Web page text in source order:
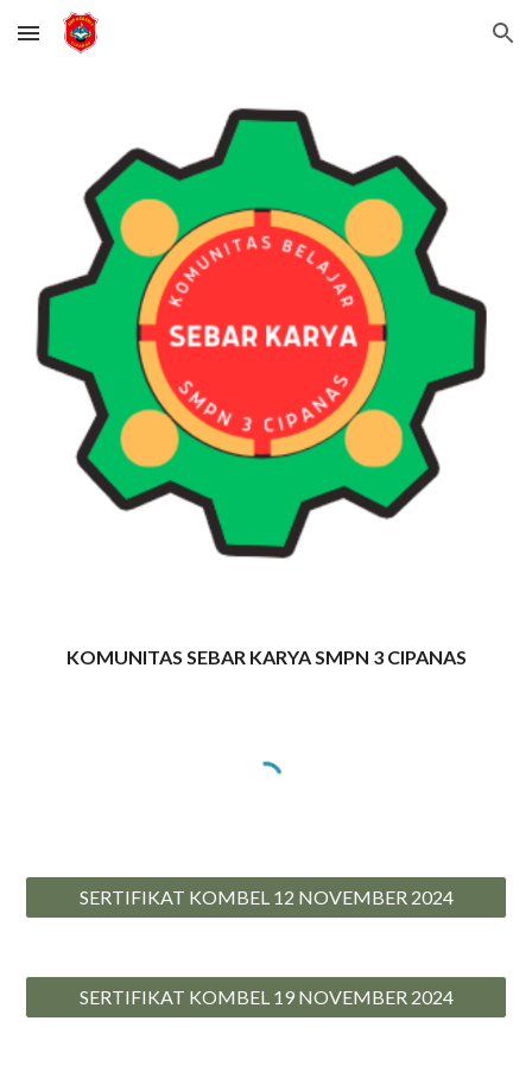
Skip to main content Skip to navigation
KOMUNITAS SEBAR KARYA SMPN 3 CIPANAS
SERTIFIKAT KOMBEL 12 NOVEMBER 2024
SERTIFIKAT KOMBEL 19 NOVEMBER 2024